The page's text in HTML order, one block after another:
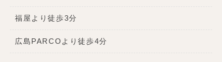
福屋より徒歩3分
広島PARCOより徒歩4分